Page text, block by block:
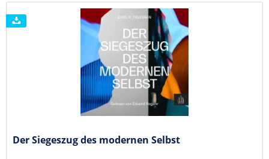
Der Siegeszug des modernen Selbst